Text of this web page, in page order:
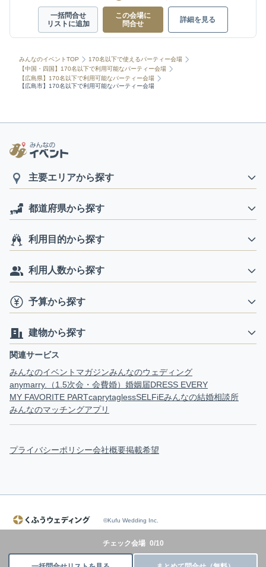
一括問合せ
リストに追加
この会場に
問合せ
詳細を見る
みんなのイベントTOP
170名以下で使えるパーティー会場
【中国・四国】170名以下で利用可能なパーティー会場
【広島県】170名以下で利用可能なパーティー会場
【広島市】170名以下で利用可能なパーティー会場
チェック会場 0/10
主要エリアから探す
都道府県から探す
利用目的から探す
利用人数から探す
予算から探す
建物から探す
関連サービス
みんなのイベントマガジンみんなのウェディング
anymarry.（1.5次会・会費婚） 婚姻届DRESS EVERY
MY FAVORITE PARTcaprytaglessSELFiEみんなの結婚相談所
みんなのマッチングアプリ
プライバシーポリシー会社概要掲載希望
©Kufu Wedding Inc.